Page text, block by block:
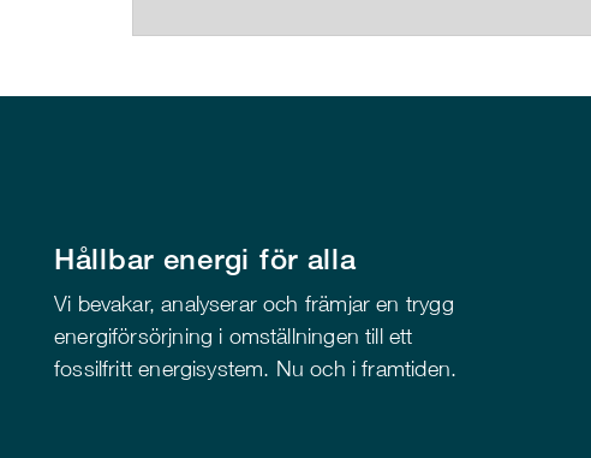
Hållbar energi för alla
Vi bevakar, analyserar och främjar en trygg
energiförsörjning i omställningen till ett
fossilfritt energisystem. Nu och i framtiden.